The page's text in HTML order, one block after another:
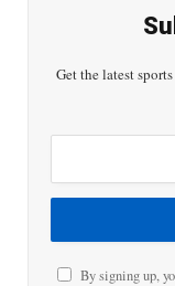
Get the latest
By signing up,